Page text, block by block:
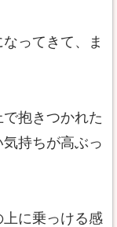
ってきて、ま
抱きつかれた
持ちが高ぶっ
に乗っける感